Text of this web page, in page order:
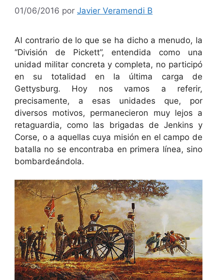
01/06/2016 por Javier Veramendi B
Al contrario de lo que se ha dicho a menudo, la
“División de Pickett”, entendida como una
unidad militar concreta y completa, no participó
en su totalidad en la última carga de
Gettysburg. Hoy nos vamos a referir,
precisamente, a esas unidades que, por
diversos motivos, permanecieron muy lejos a
retaguardia, como las brigadas de Jenkins y
Corse, o a aquellas cuya misión en el campo de
batalla no se encontraba en primera línea, sino
bombardeándola.